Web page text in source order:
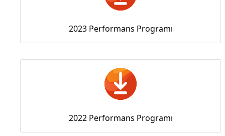
2023 Performans Programı
2022 Performans Programı